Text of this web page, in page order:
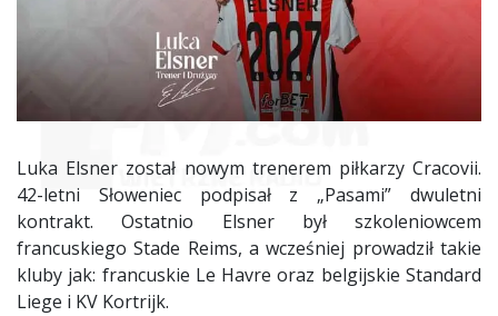
Luka Elsner został nowym trenerem piłkarzy Cracovii.
42-letni Słoweniec podpisał z „Pasami” dwuletni
kontrakt. Ostatnio Elsner był szkoleniowcem
francuskiego Stade Reims, a wcześniej prowadził takie
kluby jak: francuskie Le Havre oraz belgijskie Standard
Liege i KV Kortrijk.